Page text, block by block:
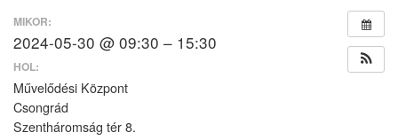
MIKOR:
2024-05-30 @ 09:30 – 15:30
HOL:
Művelődési Központ
Csongrád
Szentháromság tér 8.